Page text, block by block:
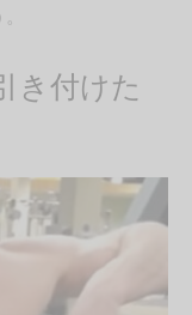
き付けた